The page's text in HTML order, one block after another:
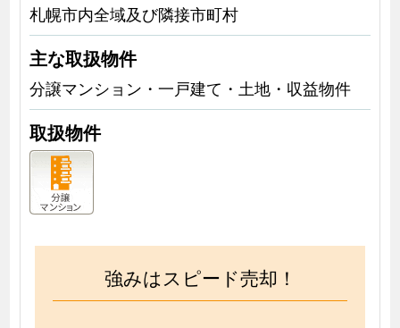
札幌市内全域及び隣接市町村
主な取扱物件
分譲マンション・一戸建て・土地・収益物件
取扱物件
強みはスピード売却！